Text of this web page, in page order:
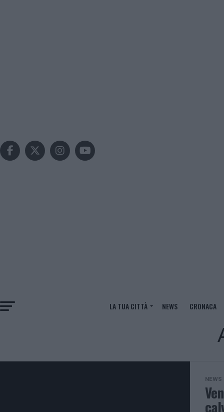
LA TUA CITTÀ NEWS CRONACA
NEWS